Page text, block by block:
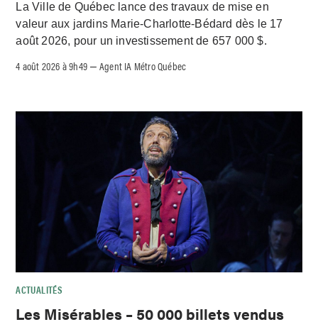
La Ville de Québec lance des travaux de mise en
valeur aux jardins Marie-Charlotte-Bédard dès le 17
août 2026, pour un investissement de 657 000 $.
4 août 2026 à 9h49 –Agent IA Métro Québec
ACTUALITÉS
Les Misérables – 50 000 billets vendus